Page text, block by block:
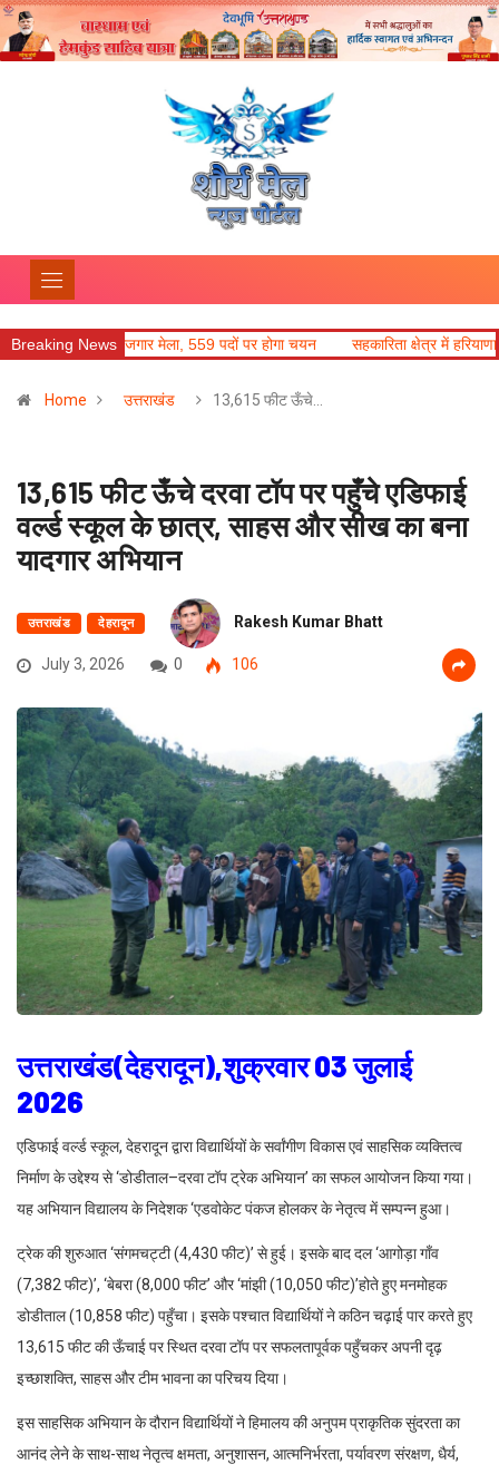
Breaking News
मेला, 559 पदों पर होगा चयन सहकारिता क्षेत्र में हरियाणा के नवाचार अपनाएगा
Home उत्तराखंड 13,615 फीट ऊँचे…
13,615 फीट ऊँचे दरवा टॉप पर पहुँचे एडिफाई
वर्ल्ड स्कूल के छात्र, साहस और सीख का बना
यादगार अभियान
उत्तराखंड देहरादून Rakesh Kumar Bhatt
July 3, 2026 0 106
उत्तराखंड(देहरादून),शुक्रवार 03 जुलाई
2026
एडिफाई वर्ल्ड स्कूल, देहरादून द्वारा विद्यार्थियों के सर्वांगीण विकास एवं साहसिक व्यक्तित्व
निर्माण के उद्देश्य से ‘डोडीताल–दरवा टॉप ट्रेक अभियान’ का सफल आयोजन किया गया।
यह अभियान विद्यालय के निदेशक ‘एडवोकेट पंकज होलकर के नेतृत्व में सम्पन्न हुआ।
ट्रेक की शुरुआत ‘संगमचट्टी (4,430 फीट)’ से हुई। इसके बाद दल ‘आगोड़ा गाँव
(7,382 फीट)’, ‘बेबरा (8,000 फीट’ और ‘मांझी (10,050 फीट)’होते हुए मनमोहक
डोडीताल (10,858 फीट) पहुँचा। इसके पश्चात विद्यार्थियों ने कठिन चढ़ाई पार करते हुए
13,615 फीट की ऊँचाई पर स्थित दरवा टॉप पर सफलतापूर्वक पहुँचकर अपनी दृढ़
इच्छाशक्ति, साहस और टीम भावना का परिचय दिया।
इस साहसिक अभियान के दौरान विद्यार्थियों ने हिमालय की अनुपम प्राकृतिक सुंदरता का
आनंद लेने के साथ-साथ नेतृत्व क्षमता, अनुशासन, आत्मनिर्भरता, पर्यावरण संरक्षण, धैर्य,